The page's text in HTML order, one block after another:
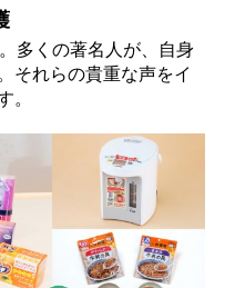
多くの著名人が、自身
それらの貴重な声をイ
。